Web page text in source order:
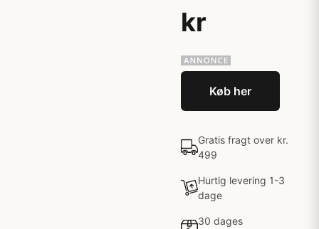
kr
Køb her
Gratis fragt over kr.
499
Hurtig levering 1-3
dage
30 dages